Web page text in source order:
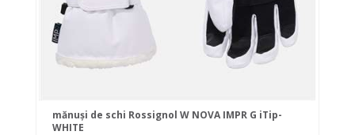
mănuși de schi Rossignol W NOVA IMPR G iTip-
WHITE